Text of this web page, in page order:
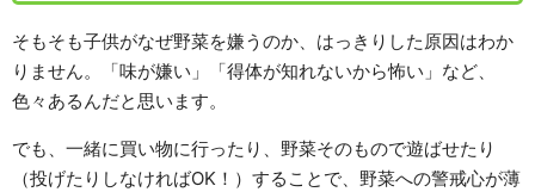
そもそも子供がなぜ野菜を嫌うのか、はっきりした原因はわか
りません。「味が嫌い」「得体が知れないから怖い」など、
色々あるんだと思います。
でも、一緒に買い物に行ったり、野菜そのもので遊ばせたり
（投げたりしなければOK！）することで、野菜への警戒心が薄